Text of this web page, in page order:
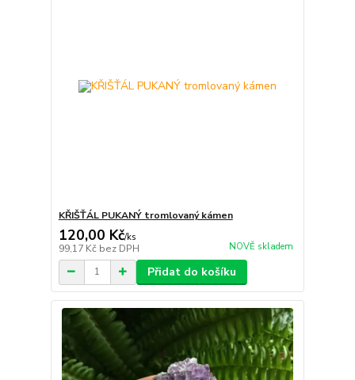
KŘIŠŤÁL PUKANÝ tromlovaný kámen
120,00 Kč/ks
99,17 Kč bez DPH NOVĚ skladem
Přidat do košíku